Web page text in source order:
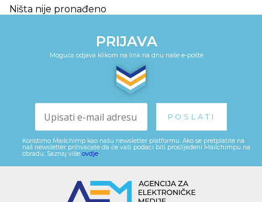
Ništa nije pronađeno
PRIJAVA
Moguća odjava klikom na link na dnu naše e-pošte
Koristimo Mailchimp kao našu newsletter platformu. Ako se pretplatite na
naš newsletter prihvaćate da će vaši podaci biti proslijeđeni Mailchimpu na
obradu. Saznaj više ovdje.